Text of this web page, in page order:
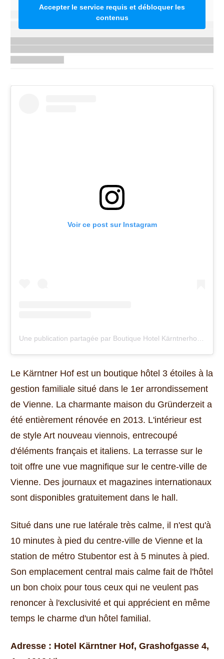
Accepter le service requis et débloquer les
contenus
Voir ce post sur Instagram
Une publication partagée par Boutique Hotel Kärntnerhof (@hotelkarntnerhofvienna)
Le Kärntner Hof est un boutique hôtel 3 étoiles à la
gestion familiale situé dans le 1er arrondissement
de Vienne. La charmante maison du Gründerzeit a
été entièrement rénovée en 2013. L'intérieur est
de style Art nouveau viennois, entrecoupé
d'éléments français et italiens. La terrasse sur le
toit offre une vue magnifique sur le centre-ville de
Vienne. Des journaux et magazines internationaux
sont disponibles gratuitement dans le hall.
Situé dans une rue latérale très calme, il n'est qu'à
10 minutes à pied du centre-ville de Vienne et la
station de métro Stubentor est à 5 minutes à pied.
Son emplacement central mais calme fait de l'hôtel
un bon choix pour tous ceux qui ne veulent pas
renoncer à l'exclusivité et qui apprécient en même
temps le charme d'un hôtel familial.
Adresse : Hotel Kärntner Hof, Grashofgasse 4,